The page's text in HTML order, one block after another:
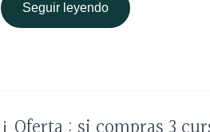
Seguir leyendo